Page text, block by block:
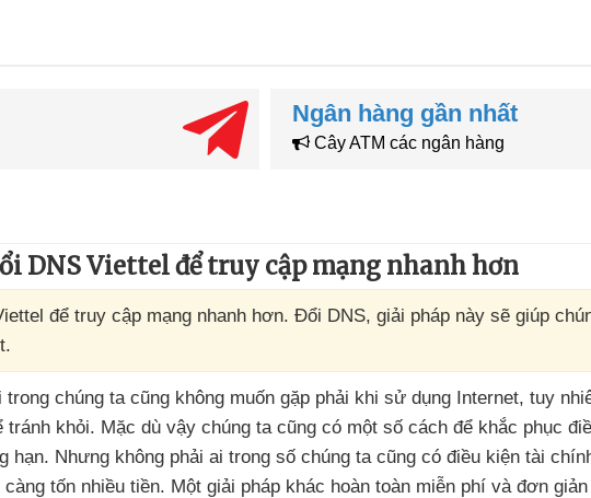
Ngân hàng gần nhất
Cây ATM các ngân hàng
DNS Viettel để truy cập mạng nhanh hơn
để truy cập mạng nhanh hơn. Đổi DNS, giải pháp này sẽ giúp
trong chúng ta cũng không muốn gặp phải khi sử dụng Internet, tuy
tránh khỏi. Mặc dù vậy chúng ta cũng có một số cách để khắc phục
hạn. Nhưng không phải ai trong số chúng ta cũng có điều kiện tài
càng tốn nhiều tiền. Một giải pháp khác hoàn toàn miễn phí và đơn